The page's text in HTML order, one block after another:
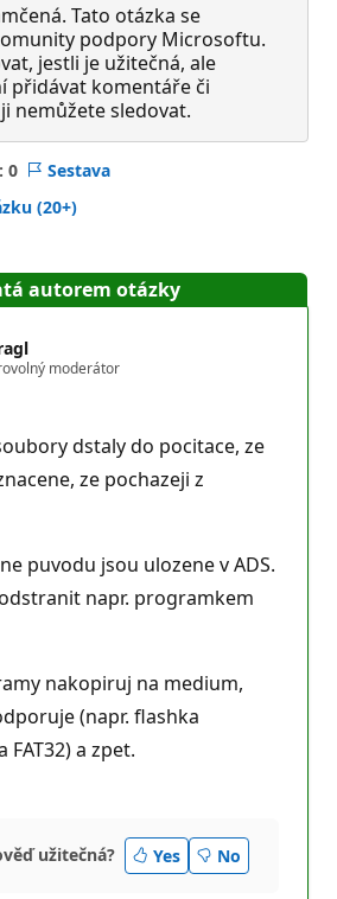
Tato otázka se
podpory Microsoftu.
jestli je užitečná, ale
přidávat komentáře či
nemůžete sledovat.
0
Sestava
(20+)
autorem otázky
moderátor
dstaly do pocitace, ze
ze pochazeji z
puvodu jsou ulozene v ADS.
napr. programkem
nakopiruj na medium,
(napr. flashka
a zpet.
užitečná? Yes No